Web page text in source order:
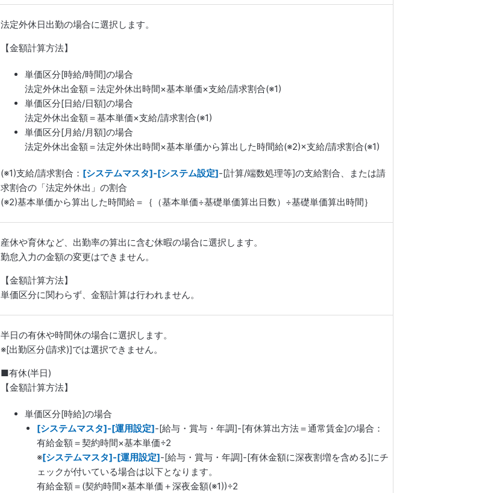
法定外休日出勤の場合に選択します。
【金額計算方法】
単価区分[時給/時間]の場合
法定外休出金額＝法定外休出時間×基本単価×支給/請求割合(※1)
単価区分[日給/日額]の場合
法定外休出金額＝基本単価×支給/請求割合(※1)
単価区分[月給/月額]の場合
法定外休出金額＝法定外休出時間×基本単価から算出した時間給(※2)×支給/請求割合(※1)
(※1)支給/請求割合： [システムマスタ]-[システム設定]-[計算/端数処理等]の支給割合、または請
求割合の「法定外休出」の割合
(※2)基本単価から算出した時間給＝｛（基本単価÷基礎単価算出日数）÷基礎単価算出時間｝
産休や育休など、出勤率の算出に含む休暇の場合に選択します。
勤怠入力の金額の変更はできません。
【金額計算方法】
単価区分に関わらず、金額計算は行われません。
半日の有休や時間休の場合に選択します。
※[出勤区分(請求)]では選択できません。
■有休(半日)
【金額計算方法】
単価区分[時給]の場合
[システムマスタ]-[運用設定]-[給与・賞与・年調]-[有休算出方法＝通常賃金]の場合：
有給金額＝契約時間×基本単価÷2
※[システムマスタ]-[運用設定]-[給与・賞与・年調]-[有休金額に深夜割増を含める]にチ
ェックが付いている場合は以下となります。
有給金額＝(契約時間×基本単価＋深夜金額(※1))÷2